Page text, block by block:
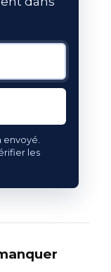
les